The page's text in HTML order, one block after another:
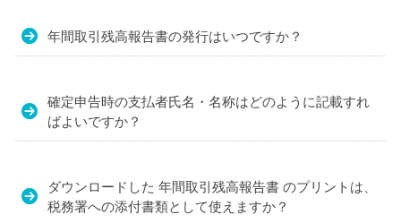
産
資
OwnersBook
年間取引残高報告書の発行はいつですか？
確定申告時の支払者氏名・名称はどのように記載すれ
ばよいですか？
ダウンロードした 年間取引残高報告書 のプリントは、
税務署への添付書類として使えますか？